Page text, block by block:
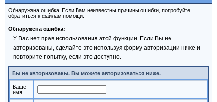
Обнаружена ошибка. Если Вам неизвестны причины ошибки, попробуйте
обратиться к файлам помощи.
Обнаружена ошибка:
У Вас нет прав использования этой функции. Если Вы не
авторизованы, сделайте это используя форму авторизации ниже и
повторите попытку, если это доступно.
Вы не авторизованы. Вы можете авторизоваться ниже.
Ваше
имя